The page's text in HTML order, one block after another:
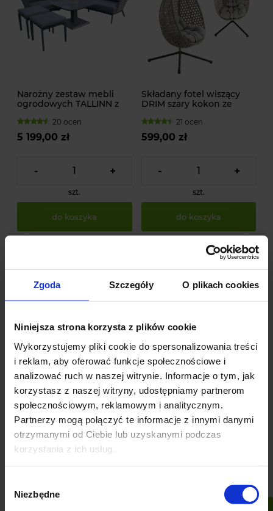
Zgoda Szczegóły O plikach cookies
Niniejsza strona korzysta z plików cookie
Wykorzystujemy pliki cookie do spersonalizowania treści
i reklam, aby oferować funkcje społecznościowe i
analizować ruch w naszej witrynie. Informacje o tym, jak
korzystasz z naszej witryny, udostępniamy partnerom
społecznościowym, reklamowym i analitycznym.
Partnerzy mogą połączyć te informacje z innymi danymi
otrzymanymi od Ciebie lub uzyskanymi podczas
korzystania z ich usług.
zgody
Niezbędne
Narożny zestaw mebli
ogrodowych TALLINN z
20 ocen
5 199,00 zł
- +
szt.
do koszyka
Składany fotel wiszący
DRIM szary kokon ze
21 ocen
599,00 zł
- +
szt.
do koszyka
Zestaw mebli
ogrodowych 4x krzesła
parasol oraz stolik
1 ocena
799,00 zł
Aluminiowe Meble
ogrodowe SKOPJE
Zestaw wypoczynkowy
sofa fotele stół
20 ocen